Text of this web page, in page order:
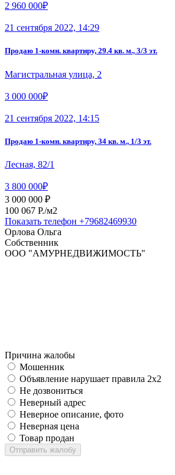
2 960 000₽
21 сентября 2022, 14:29
Продаю 1-комн. квартиру, 29.4 кв. м., 3/3 эт.
Магистральная улица, 2
3 000 000₽
21 сентября 2022, 14:15
Продаю 1-комн. квартиру, 34 кв. м., 1/3 эт.
Лесная, 82/1
3 800 000₽
3 000 000 ₽
100 067 P./м2
Показать телефон +79682469930
Орлова Ольга
Собственник
ООО "АМУРНЕДВИЖИМОСТЬ"
Причина жалобы
Мошенник
Объявление нарушает правила 2x2
Не дозвониться
Неверный адрес
Неверное описание, фото
Неверная цена
Товар продан
Отправить жалобу